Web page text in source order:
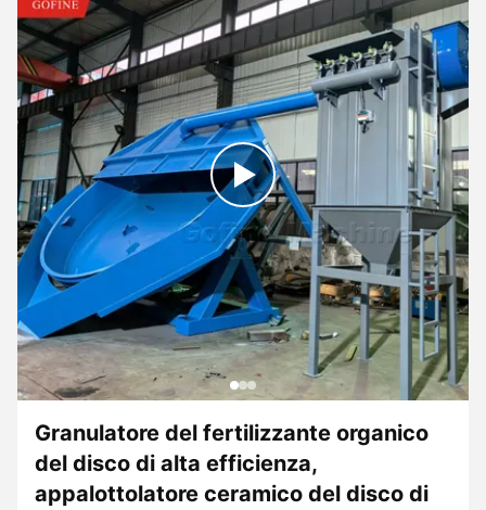
Granulatore del fertilizzante organico
del disco di alta efficienza,
appalottolatore ceramico del disco di